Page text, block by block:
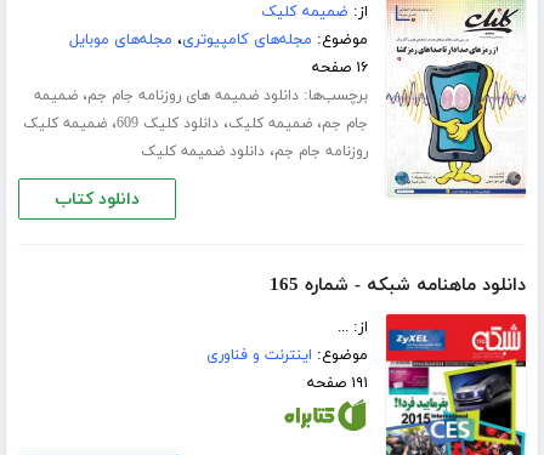
از: ضمیمه کلیک
موضوع: مجله‌های کامپیوتری، مجله‌های موبایل
۱۶ صفحه
برچسب‌ها:دانلود ضمیمه های روزنامه جام جم،ضمیمه
جام جم،ضمیمه کلیک،دانلود کلیک 609 ،ضمیمه کلیک
روزنامه جام جم،دانلود ضمیمه کلیک
دانلود کتاب
دانلود ماهنامه شبکه - شماره 165
از: ...
موضوع: اینترنت و فناوری
۱۹۱ صفحه